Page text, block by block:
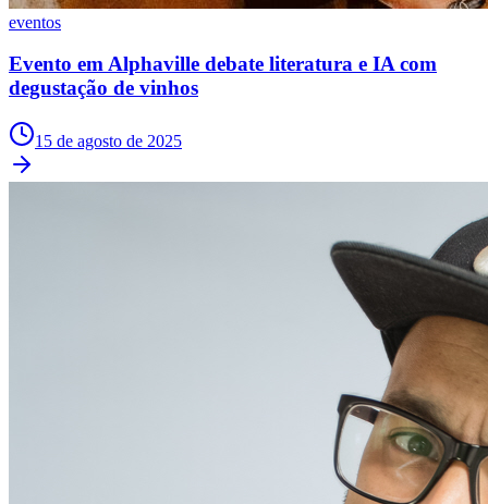
Corinthians
eventos
Evento em Alphaville debate literatura e IA com
degustação de vinhos
15 de agosto de 2025